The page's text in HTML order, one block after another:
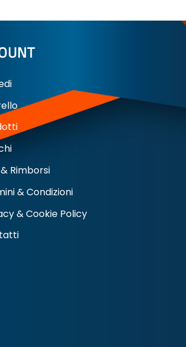
Rimborsi
& Condizioni
& Cookie Policy